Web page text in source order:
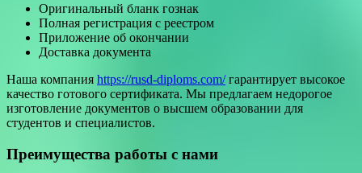
Оригинальный бланк гознак
Полная регистрация с реестром
Приложение об окончании
Доставка документа
Наша компания https://rusd-diploms.com/гарантирует высокое
качество готового сертификата. Мы предлагаем недорогое
изготовление документов о высшем образовании для
студентов и специалистов.
Преимущества работы с нами